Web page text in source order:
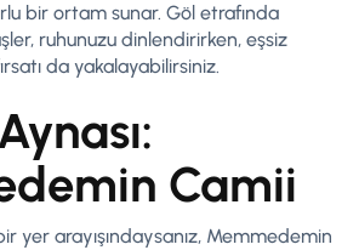
bir ortam sunar. Göl etrafında
ruhunuzu dinlendirirken, eşsiz
da yakalayabilirsiniz.
Camii
yer arayışındaysanız, Memmedemin